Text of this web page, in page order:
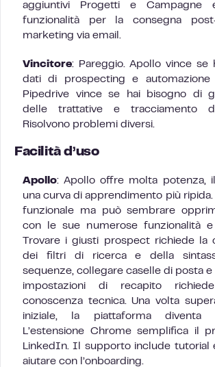
aggiuntivi Progetti e Campagne
funzionalità per la consegna
marketing via email.
Vincitore: Pareggio. Apollo vince se
dati di prospecting e automazione
Pipedrive vince se hai bisogno di
delle trattative e tracciamento
Risolvono problemi diversi.
Facilità d’uso
Apollo: Apollo offre molta potenza,
una curva di apprendimento più ripida.
funzionale ma può sembrare
con le sue numerose funzionalità e
Trovare i giusti prospect richiede la
dei filtri di ricerca e della
sequenze, collegare caselle di posta
impostazioni di recapito
conoscenza tecnica. Una volta
iniziale, la piattaforma diventa
L’estensione Chrome semplifica il
LinkedIn. Il supporto include tutorial
aiutare con l’onboarding.